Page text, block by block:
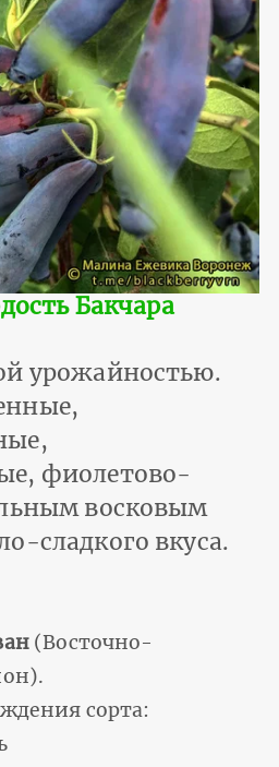
Бакчара
урожайностью.
фиолетово-
восковым
сладкого вкуса.
(Восточно-
сорта: